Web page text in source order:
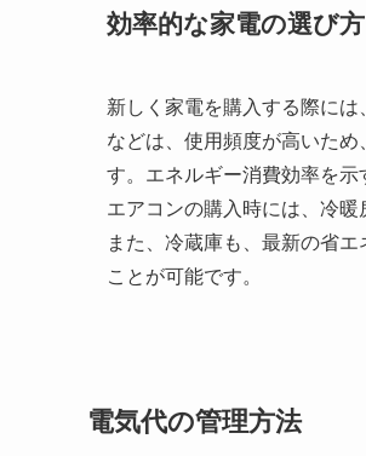
効率的な家電の選び方
新しく家電を購入する際に
などは、使用頻度が高いた
す。エネルギー消費効率を示
エアコンの購入時には、冷
また、冷蔵庫も、最新の省
ことが可能です。
電気代の管理方法